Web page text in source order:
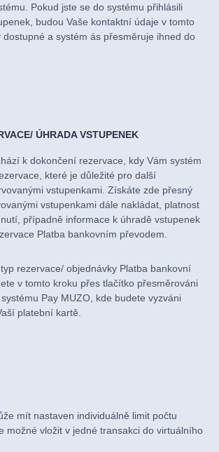
Pokud jste se do systému přihlásili
budou Vaše kontaktní údaje v tomto
dostupné a systém ás přesměruje ihned do
ÚHRADA VSTUPENEK
k dokončení rezervace, kdy Vám systém
které je důležité pro další
vstupenkami. Získáte zde přesný
vstupenkami dále nakládat, platnost
případně informace k úhradě vstupenek
Platba bankovním převodem.
rezervace/ objednávky Platba bankovní
v tomto kroku přes tlačítko přesměrováni
Pay MUZO, kde budete vyzváni
platební kartě.
mít nastaven individuálně limit počtu
možné vložit v jedné transakci do virtuálního